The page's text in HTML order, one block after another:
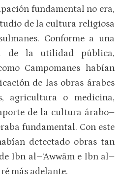
fundamental no era,
de la cultura religiosa
Conforme a una
de la utilidad pública,
Campomanes habían
de las obras árabes
agricultura o medicina,
de la cultura árabo–
fundamental. Con este
detectado obras tan
Ibn al–‘Awwām e Ibn al–
más adelante.